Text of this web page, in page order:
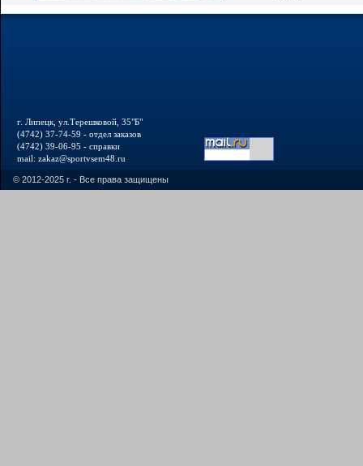
г. Липецк, ул.Терешковой, 35"Б"
(4742) 37-74-59 - отдел заказов
(4742) 39-06-95 - справки
mail: zakaz@sportvsem48.ru
© 2012-2025 г. - Все права защищены